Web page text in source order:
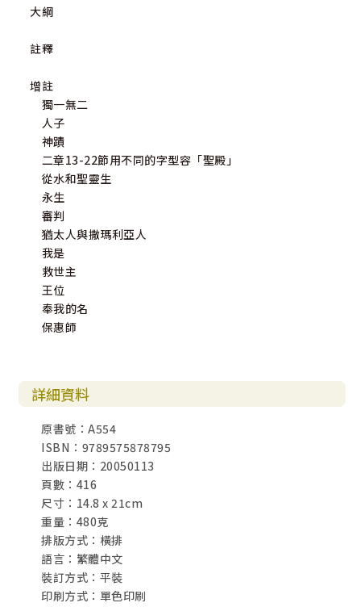
大綱
註釋
增註
獨一無二
人子
神蹟
二章13-22節用不同的字型容「聖殿」
從水和聖靈生
永生
審判
猶太人與撒瑪利亞人
我是
救世主
王位
奉我的名
保惠師
詳細資料
原書號：A554
ISBN：9789575878795
出版日期：20050113
頁數：416
尺寸：14.8 x 21cm
重量：480克
排版方式：橫排
語言：繁體中文
裝訂方式：平裝
印刷方式：單色印刷